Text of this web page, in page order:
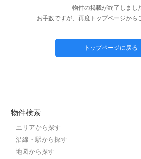
物件の掲載が終了しまし
お手数ですが、再度トップページから
トップページに戻る
物件検索
エリアから探す
沿線・駅から探す
地図から探す